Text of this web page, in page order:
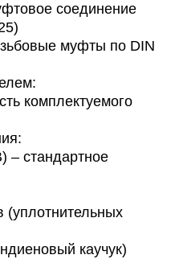
соединение
муфты по DIN
комплектуемого
– стандартное
(уплотнительных
каучук)